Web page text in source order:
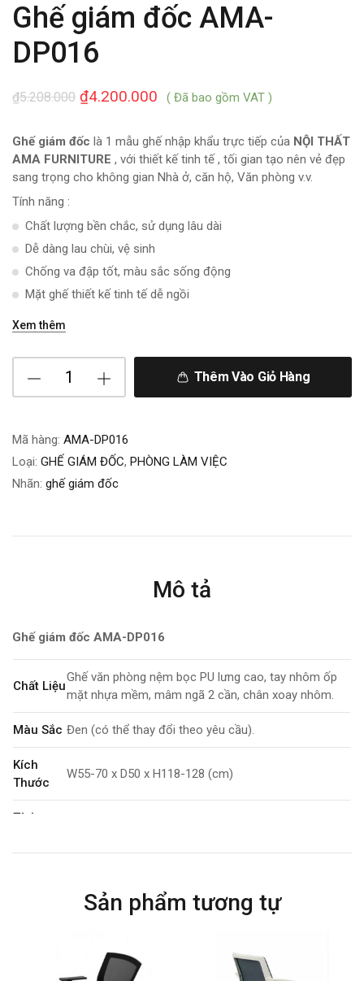
Ghế giám đốc AMA-
DP016
5.208.000
₫ 4.200.000
₫ ( Đã bao gồm VAT )
Ghế giám đốc là 1 mẫu ghế nhập khẩu trực tiếp của NỘI THẤT
AMA FURNITURE , với thiết kế tinh tế , tối gian tạo nên vẻ đẹp
sang trọng cho không gian Nhà ở, căn hộ, Văn phòng v.v.
Tính năng :
Chất lượng bền chắc, sử dụng lâu dài
Dễ dàng lau chùi, vệ sinh
Chống va đập tốt, màu sắc sống động
Mặt ghế thiết kế tinh tế dễ ngồi
Xem thêm
Thêm Vào Giỏ Hàng
Mã hàng: AMA-DP016
Loại: GHẾ GIÁM ĐỐC, PHÒNG LÀM VIỆC
Nhãn: ghế giám đốc
Mô tả
Ghế giám đốc AMA-DP016
Chất Liệu
Ghế văn phòng nệm bọc PU lưng cao, tay nhôm ốp
mặt nhựa mềm, mâm ngã 2 cần, chân xoay nhôm.
Màu Sắc Đen (có thể thay đổi theo yêu cầu).
Kích
Thước
W55-70 x D50 x H118-128 (cm)
Tính
Sản phẩm tương tự